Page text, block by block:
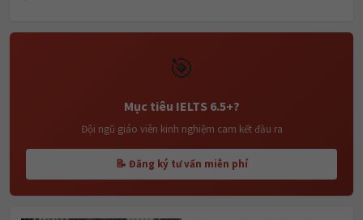
🎯
Mục tiêu IELTS 6.5+?
Đội ngũ giáo viên kinh nghiệm cam kết đầu ra
📝 Đăng ký tư vấn miễn phí